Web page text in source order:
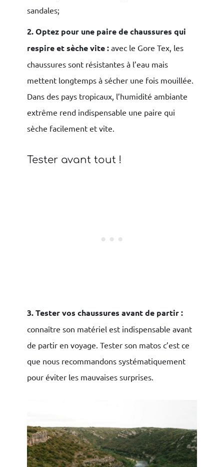
sandales;
2. Optez pour une paire de chaussures qui
respire et sèche vite : avec le Gore Tex, les
chaussures sont résistantes à l’eau mais
mettent longtemps à sécher une fois mouillée.
Dans des pays tropicaux, l’humidité ambiante
extrême rend indispensable une paire qui
sèche facilement et vite.
Tester avant tout !
3. Tester vos chaussures avant de partir :
connaître son matériel est indispensable avant
de partir en voyage. Tester son matos c’est ce
que nous recommandons systématiquement
pour éviter les mauvaises surprises.